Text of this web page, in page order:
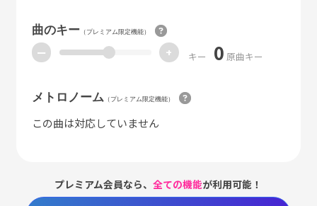
曲のキー（プレミアム限定機能）
ー + キー 0 原曲キー
メトロノーム （プレミアム限定機能）
この曲は対応していません
プレミアム会員なら、全ての機能が利用可能！